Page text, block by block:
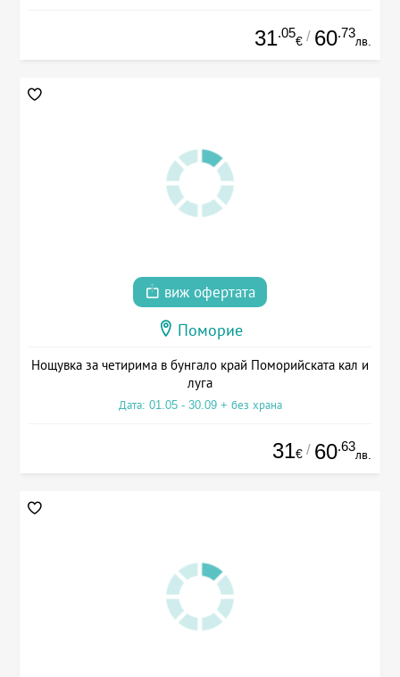
31.05
€ / 60.73
лв.
виж офертата
Поморие
Нощувка за четирима в бунгало край Поморийската кал и
луга
Дата: 01.05 - 30.09 + без храна
31€ / 60.63
лв.